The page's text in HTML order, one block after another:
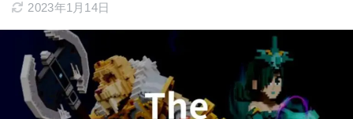
2023年1月14日